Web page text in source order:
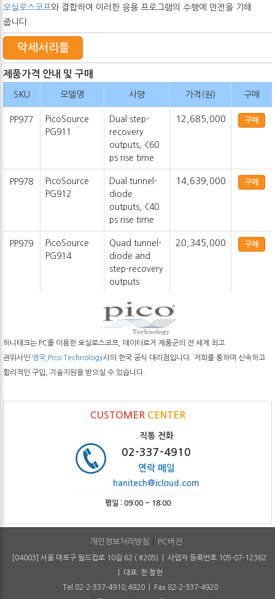
오실로스코프와 결합하여 이러한 응용 프로그램의 수행에 만전을 기해
줍니다.
악세서리들
제품가격 안내 및 구매
SKU 모델명 사양 가격(원) 구매
PP977
PicoSource
PG911
Dual step-
recovery
outputs, <60
ps rise time
12,685,000 구매
PP978
PicoSource
PG912
Dual tunnel-
diode
outputs, <40
ps rise time
14,639,000 구매
PP979
PicoSource
PG914
Quad tunnel-
diode and
step-recovery
outputs
20,345,000 구매
하니테크는 PC를 이용한 오실로스코프, 데이터로거 제품군의 전 세계 최고
권위사인 영국,Pico Technology사의 한국 공식 대리점입니다. 저희를 통하여 신속하고
합리적인 구입, 기술지원을 받으실 수 있습니다.
CUSTOMER CENTER
직통 전화
02-337-4910
연락 메일
hanitech@icloud.com
평일 : 09:00 ~ 18:00
개인정보처리방침 PC버전
[04003] 서울 마포구 월드컵로 10길 62 ( #205) | 사업자 등록번호 105-07-12362
| 대표: 한 철헌
Tel 82-2-337-4910,4920 | Fax 82-2-337-4920